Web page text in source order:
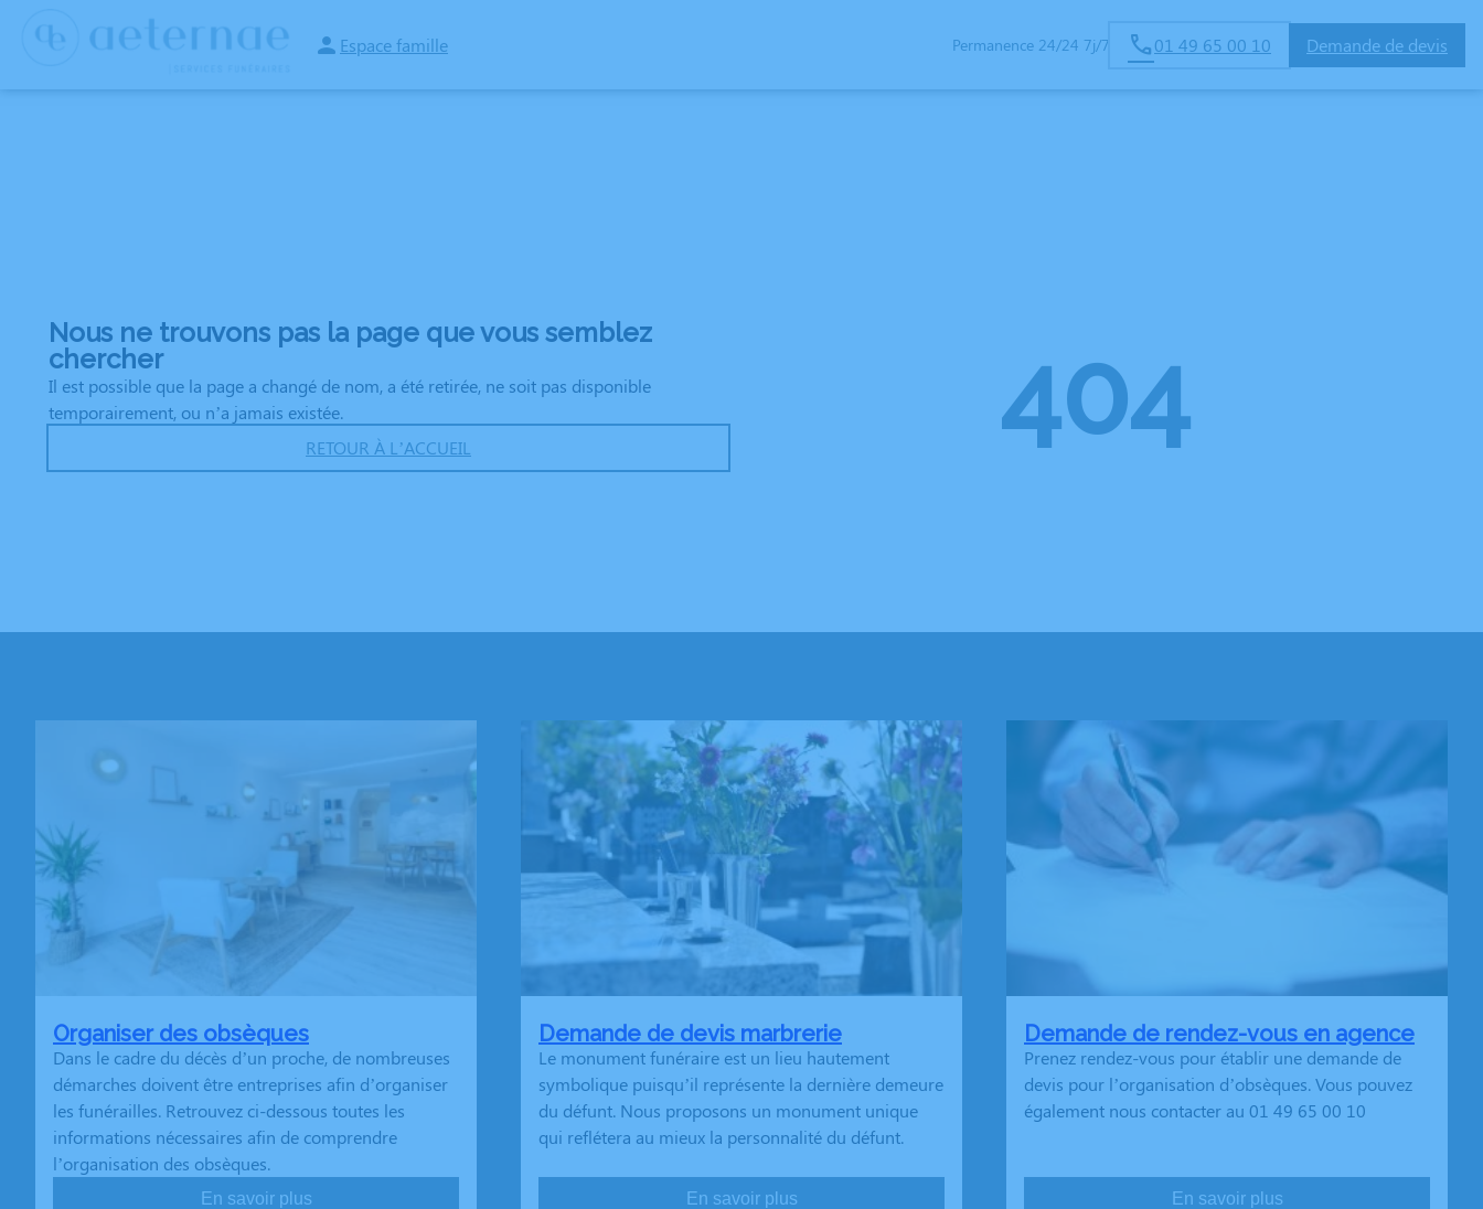
Espace famille Permanence 24/24 7j/7 01 49 65 00 10 Demande de devis
ORGANISER DES OBSÈQUESPRÉVOIR SES OBSÈQUESMONUMENTS FUNÉRAIRES ESPACES HOMMAGES
Nous ne trouvons pas la page que vous semblez
chercher
Il est possible que la page a changé de nom, a été retirée, ne soit pas disponible
temporairement, ou n’a jamais existée.
RETOUR À L’ACCUEIL
404
Organiser des obsèques
Dans le cadre du décès d’un proche, de nombreuses
démarches doivent être entreprises afin d’organiser
les funérailles. Retrouvez ci-dessous toutes les
informations nécessaires afin de comprendre
l’organisation des obsèques.
En savoir plus
Demande de devis marbrerie
Le monument funéraire est un lieu hautement
symbolique puisqu’il représente la dernière demeure
du défunt. Nous proposons un monument unique
qui reflétera au mieux la personnalité du défunt.
En savoir plus
Demande de rendez-vous en agence
Prenez rendez-vous pour établir une demande de
devis pour l’organisation d’obsèques. Vous pouvez
également nous contacter au 01 49 65 00 10
En savoir plus